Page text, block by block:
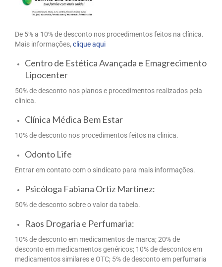
De 5% a 10% de desconto nos procedimentos feitos na clínica.
Mais informações, clique aqui
Centro de Estética Avançada e Emagrecimento
Lipocenter
50% de desconto nos planos e procedimentos realizados pela
clinica.
Clínica Médica Bem Estar
10% de desconto nos procedimentos feitos na clinica.
Odonto Life
Entrar em contato com o sindicato para mais informações.
Psicóloga Fabiana Ortiz Martinez:
50% de desconto sobre o valor da tabela.
Raos Drogaria e Perfumaria:
10% de desconto em medicamentos de marca; 20% de
desconto em medicamentos genéricos; 10% de descontos em
medicamentos similares e OTC; 5% de desconto em perfumaria